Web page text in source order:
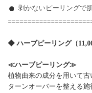
剥かないピーリングで
◆ ハーブピーリング（
≪ハーブピーリング≫
植物由来の成分を用いて
ターンオーバーを整える施